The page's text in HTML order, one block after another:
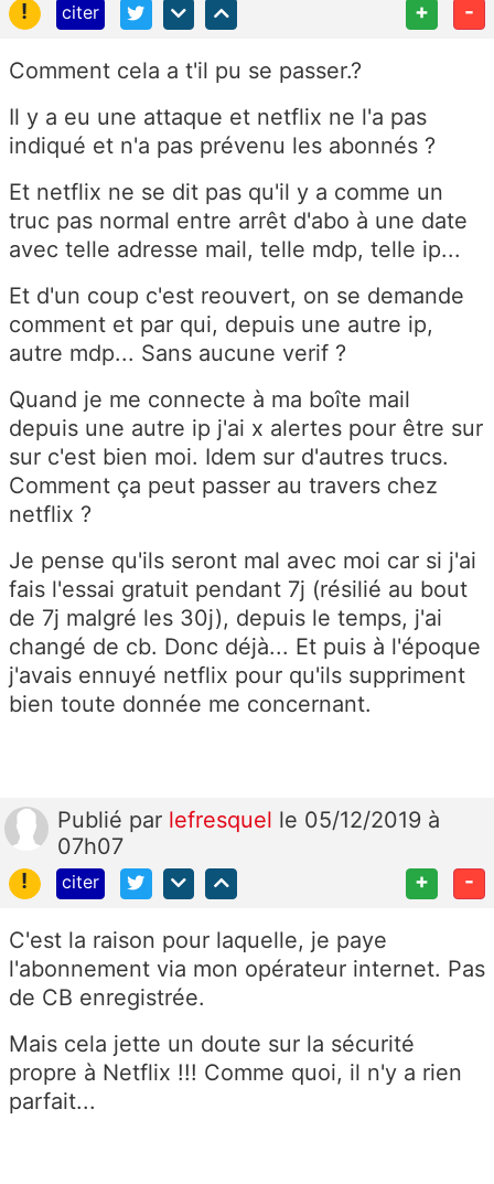
! citer + -
Comment cela a t'il pu se passer.?
Il y a eu une attaque et netflix ne l'a pas
indiqué et n'a pas prévenu les abonnés ?
Et netflix ne se dit pas qu'il y a comme un
truc pas normal entre arrêt d'abo à une date
avec telle adresse mail, telle mdp, telle ip...
Et d'un coup c'est reouvert, on se demande
comment et par qui, depuis une autre ip,
autre mdp... Sans aucune verif ?
Quand je me connecte à ma boîte mail
depuis une autre ip j'ai x alertes pour être sur
sur c'est bien moi. Idem sur d'autres trucs.
Comment ça peut passer au travers chez
netflix ?
Je pense qu'ils seront mal avec moi car si j'ai
fais l'essai gratuit pendant 7j (résilié au bout
de 7j malgré les 30j), depuis le temps, j'ai
changé de cb. Donc déjà... Et puis à l'époque
j'avais ennuyé netflix pour qu'ils suppriment
bien toute donnée me concernant.
Publié par lefresquel le 05/12/2019 à
07h07
!
citer + -
C'est la raison pour laquelle, je paye
l'abonnement via mon opérateur internet. Pas
de CB enregistrée.
Mais cela jette un doute sur la sécurité
propre à Netflix !!! Comme quoi, il n'y a rien
parfait...